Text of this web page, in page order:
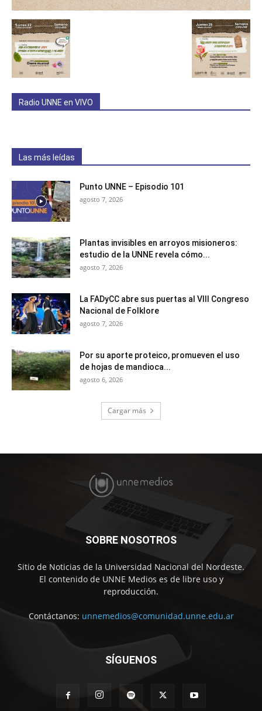
Radio UNNE en VIVO
Las más leídas
Punto UNNE – Episodio 101
agosto 7, 2026
Plantas invisibles en arroyos misioneros:
estudio de la UNNE revela cómo...
agosto 7, 2026
La FADyCC abre sus puertas al VIII Congreso
Nacional de Folklore
agosto 7, 2026
Por su aporte proteico, promueven el uso
de hojas de mandioca...
agosto 6, 2026
Cargar más
SOBRE NOSOTROS
Sitio de Noticias de la Universidad Nacional del Nordeste.
El contenido de UNNE Medios es de libre uso y
reproducción.
Contáctanos: unnemedios@comunidad.unne.edu.ar
SÍGUENOS